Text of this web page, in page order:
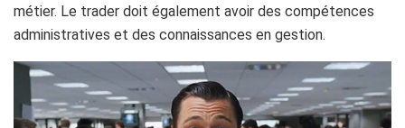
métier. Le trader doit également avoir des compétences
administratives et des connaissances en gestion.